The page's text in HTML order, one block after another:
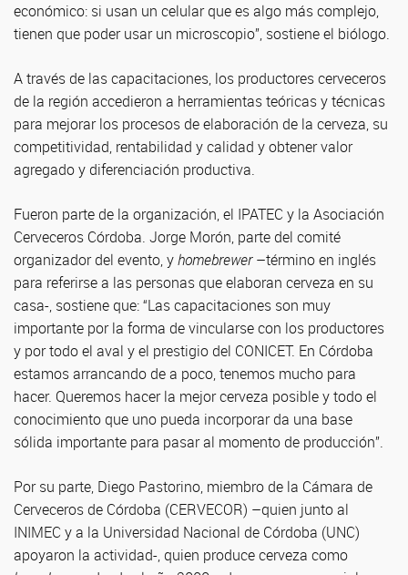
económico: si usan un celular que es algo más complejo,
tienen que poder usar un microscopio”, sostiene el biólogo.
A través de las capacitaciones, los productores cerveceros
de la región accedieron a herramientas teóricas y técnicas
para mejorar los procesos de elaboración de la cerveza, su
competitividad, rentabilidad y calidad y obtener valor
agregado y diferenciación productiva.
Fueron parte de la organización, el IPATEC y la Asociación
Cerveceros Córdoba. Jorge Morón, parte del comité
organizador del evento, yhomebrewer–término en inglés
para referirse a las personas que elaboran cerveza en su
casa-, sostiene que: “Las capacitaciones son muy
importante por la forma de vincularse con los productores
y por todo el aval y el prestigio del CONICET. En Córdoba
estamos arrancando de a poco, tenemos mucho para
hacer. Queremos hacer la mejor cerveza posible y todo el
conocimiento que uno pueda incorporar da una base
sólida importante para pasar al momento de producción”.
Por su parte, Diego Pastorino, miembro de la Cámara de
Cerveceros de Córdoba (CERVECOR) –quien junto al
INIMEC y a la Universidad Nacional de Córdoba (UNC)
apoyaron la actividad-, quien produce cerveza como